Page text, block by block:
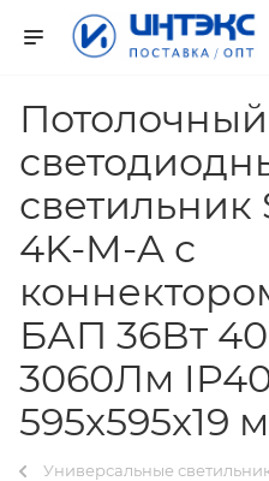
Потолочный
светильник
4K-M-A с
БАП 36Вт
3060Лм
595x595x19
Универсальные